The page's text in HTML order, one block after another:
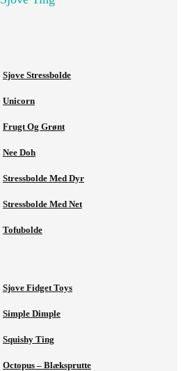
Sjove Stressbolde
Unicorn
Frugt Og Grønt
Nee Doh
Stressbolde Med Dyr
Stressbolde Med Net
Tofubolde
Sjove Fidget Toys
Simple Dimple
Squishy Ting
Octopus – Blæksprutte